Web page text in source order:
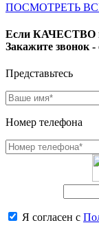
ПОСМОТРЕТЬ
Если КАЧЕСТВО
Закажите звонок
Представьтесь
Номер телефона
Я согласен с